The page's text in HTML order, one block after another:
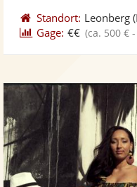
Standort: Leonberg
Gage: €€ (ca. 500 €